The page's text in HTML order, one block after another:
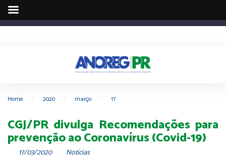
Home 2020 março 17
CGJ/PR divulga Recomendações para
prevenção ao Coronavírus (Covid-19)
17/03/2020 Notícias